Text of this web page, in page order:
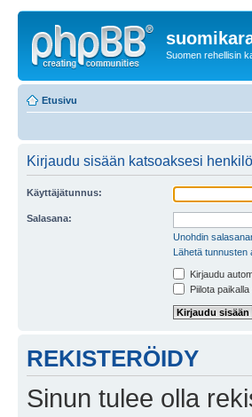
Suomen rehellisin
Etusivu
Kirjaudu sisään katsoaksesi
Käyttäjätunnus:
Salasana:
Unohdin
Lähetä tunnusten
Kirjaudu
Piilota
REKISTERÖIDY
Sinun tulee olla